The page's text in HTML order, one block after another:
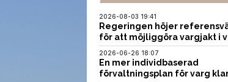
2026-08-03 19:41
Regeringen höjer
för att möjliggöra vargjakt i
2026-06-26 18:07
En mer individbaserad
förvaltningsplan för varg